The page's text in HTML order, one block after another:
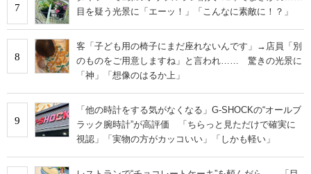
7
目を疑う光景に「エーッ！」「こんなに素敵に！？」
8
客「子ども用の椅子にまだ座れないんです」→店員「別
のものをご用意しますね」と言われ…… 驚きの光景に
「神」「想像のはるか上」
9
「他の時計をする気がなくなる」G-SHOCKの“オールブ
ラック腕時計”が高評価 「ちらっと見ただけで確実に
視認」「実物の方がカッコいい」「しかも軽い」